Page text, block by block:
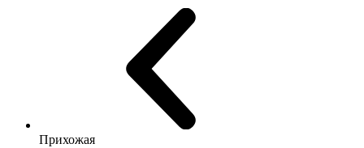
Прихожая